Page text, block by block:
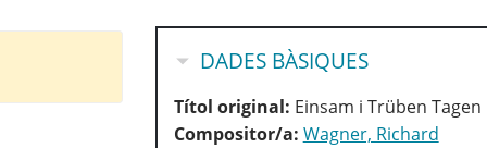
OCULTA
DADES BÀSIQUES
Títol original:
Einsam i Trüben Tagen
Compositor/a: Wagner, Richard